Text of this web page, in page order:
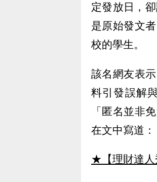
定發放日，
是原始發文
校的學生。
該名網友表
料引發誤解
「匿名並非
在文中寫道
★【理財達人